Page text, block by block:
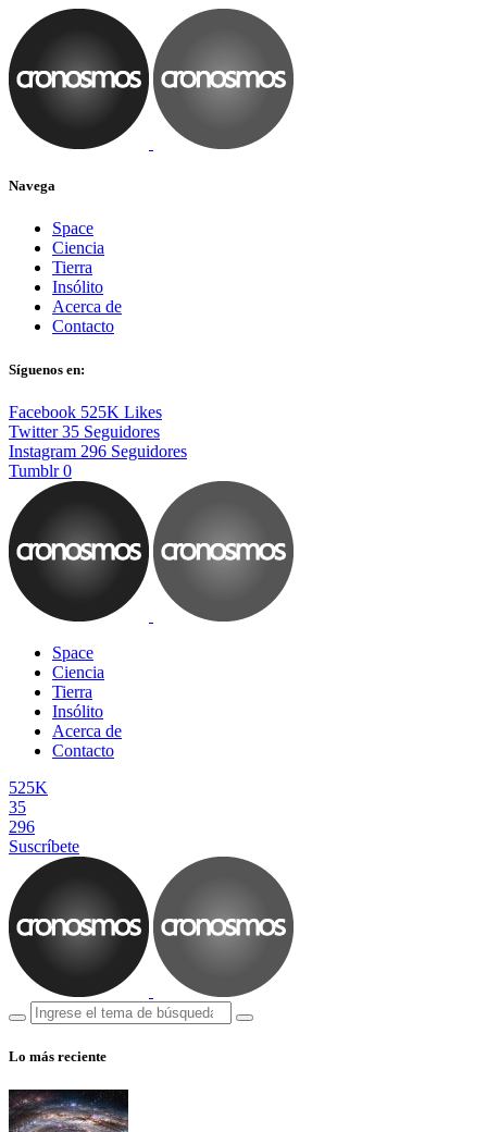
Navega
Space
Ciencia
Tierra
Insólito
Acerca de
Contacto
Síguenos en:
Facebook 525K Likes
Twitter 35 Seguidores
Instagram 296 Seguidores
Tumblr 0
Space
Ciencia
Tierra
Insólito
Acerca de
Contacto
525K
35
296
Suscríbete
Lo más reciente